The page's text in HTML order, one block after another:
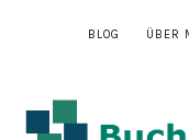
BLOG ÜBER